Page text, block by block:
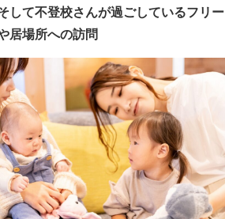
して不登校さんが過ごしている⁡フリー
居場所への訪問⁡